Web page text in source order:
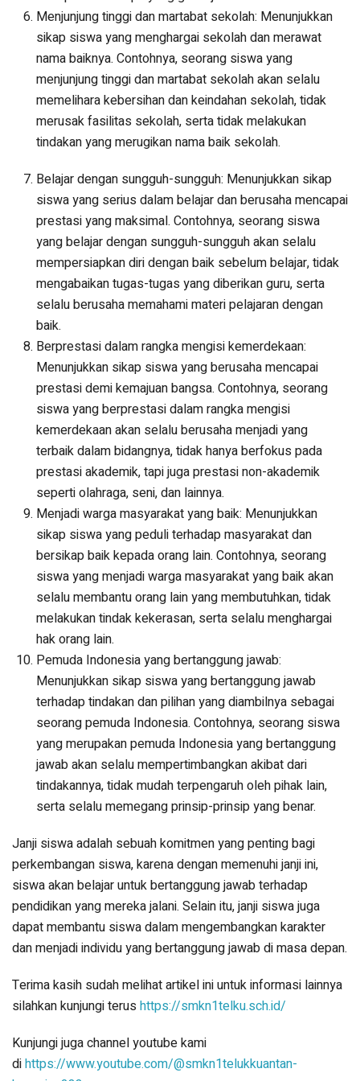
Menjunjung tinggi dan martabat sekolah: Menunjukkan
sikap siswa yang menghargai sekolah dan merawat
nama baiknya. Contohnya, seorang siswa yang
menjunjung tinggi dan martabat sekolah akan selalu
memelihara kebersihan dan keindahan sekolah, tidak
merusak fasilitas sekolah, serta tidak melakukan
tindakan yang merugikan nama baik sekolah.
Belajar dengan sungguh-sungguh: Menunjukkan sikap
siswa yang serius dalam belajar dan berusaha mencapai
prestasi yang maksimal. Contohnya, seorang siswa
yang belajar dengan sungguh-sungguh akan selalu
mempersiapkan diri dengan baik sebelum belajar, tidak
mengabaikan tugas-tugas yang diberikan guru, serta
selalu berusaha memahami materi pelajaran dengan
baik.
Berprestasi dalam rangka mengisi kemerdekaan:
Menunjukkan sikap siswa yang berusaha mencapai
prestasi demi kemajuan bangsa. Contohnya, seorang
siswa yang berprestasi dalam rangka mengisi
kemerdekaan akan selalu berusaha menjadi yang
terbaik dalam bidangnya, tidak hanya berfokus pada
prestasi akademik, tapi juga prestasi non-akademik
seperti olahraga, seni, dan lainnya.
Menjadi warga masyarakat yang baik: Menunjukkan
sikap siswa yang peduli terhadap masyarakat dan
bersikap baik kepada orang lain. Contohnya, seorang
siswa yang menjadi warga masyarakat yang baik akan
selalu membantu orang lain yang membutuhkan, tidak
melakukan tindak kekerasan, serta selalu menghargai
hak orang lain.
Pemuda Indonesia yang bertanggung jawab:
Menunjukkan sikap siswa yang bertanggung jawab
terhadap tindakan dan pilihan yang diambilnya sebagai
seorang pemuda Indonesia. Contohnya, seorang siswa
yang merupakan pemuda Indonesia yang bertanggung
jawab akan selalu mempertimbangkan akibat dari
tindakannya, tidak mudah terpengaruh oleh pihak lain,
serta selalu memegang prinsip-prinsip yang benar.
Janji siswa adalah sebuah komitmen yang penting bagi
perkembangan siswa, karena dengan memenuhi janji ini,
siswa akan belajar untuk bertanggung jawab terhadap
pendidikan yang mereka jalani. Selain itu, janji siswa juga
dapat membantu siswa dalam mengembangkan karakter
dan menjadi individu yang bertanggung jawab di masa depan.
Terima kasih sudah melihat artikel ini untuk informasi lainnya
silahkan kunjungi terus https://smkn1telku.sch.id/
Kunjungi juga channel youtube kami
dihttps://www.youtube.com/@smkn1telukkuantan-